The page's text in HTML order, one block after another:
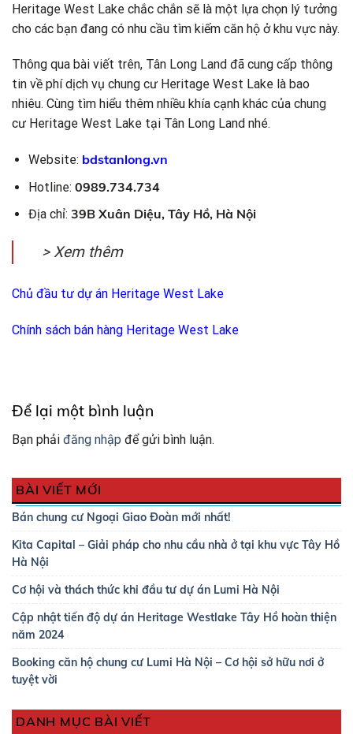
Heritage West Lake chắc chắn sẽ là một lựa chọn lý tưởng
cho các bạn đang có nhu cầu tìm kiếm căn hộ ở khu vực này.
Thông qua bài viết trên, Tân Long Land đã cung cấp thông
tin về phí dịch vụ chung cư Heritage West Lake là bao
nhiêu. Cùng tìm hiểu thêm nhiều khía cạnh khác của chung
cư Heritage West Lake tại Tân Long Land nhé.
Website: bdstanlong.vn
Hotline: 0989.734.734
Địa chỉ: 39B Xuân Diệu, Tây Hồ, Hà Nội
> Xem thêm
Chủ đầu tư dự án Heritage West Lake
Chính sách bán hàng Heritage West Lake
Để lại một bình luận
Bạn phải đăng nhập để gửi bình luận.
BÀI VIẾT MỚI
Bán chung cư Ngoại Giao Đoàn mới nhất!
Kita Capital – Giải pháp cho nhu cầu nhà ở tại khu vực Tây Hồ
Hà Nội
Cơ hội và thách thức khi đầu tư dự án Lumi Hà Nội
Cập nhật tiến độ dự án Heritage Westlake Tây Hồ hoàn thiện
năm 2024
Booking căn hộ chung cư Lumi Hà Nội – Cơ hội sở hữu nơi ở
tuyệt vời
DANH MỤC BÀI VIẾT